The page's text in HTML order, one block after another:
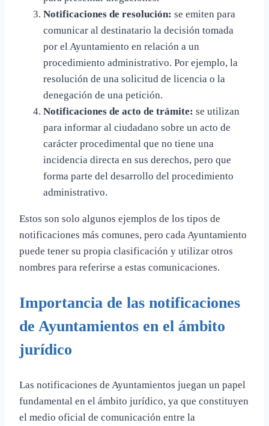
Notificaciones de resolución: se emiten para
comunicar al destinatario la decisión tomada
por el Ayuntamiento en relación a un
procedimiento administrativo. Por ejemplo, la
resolución de una solicitud de licencia o la
denegación de una petición.
Notificaciones de acto de trámite: se utilizan
para informar al ciudadano sobre un acto de
carácter procedimental que no tiene una
incidencia directa en sus derechos, pero que
forma parte del desarrollo del procedimiento
administrativo.
Estos son solo algunos ejemplos de los tipos de
notificaciones más comunes, pero cada Ayuntamiento
puede tener su propia clasificación y utilizar otros
nombres para referirse a estas comunicaciones.
Importancia de las notificaciones
de Ayuntamientos en el ámbito
jurídico
Las notificaciones de Ayuntamientos juegan un papel
fundamental en el ámbito jurídico, ya que constituyen
el medio oficial de comunicación entre la